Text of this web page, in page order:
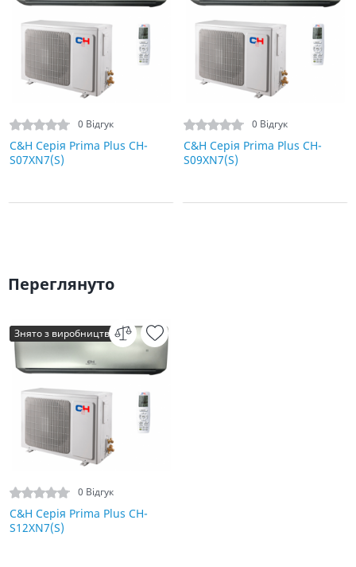
0 Відгук
C&H Серія Prima Plus CH-
S07XN7(S)
0 Відгук
C&H Серія Prima Plus CH-
S09XN7(S)
Переглянуто
Знято з виробництва
0 Відгук
C&H Серія Prima Plus CH-
S12XN7(S)